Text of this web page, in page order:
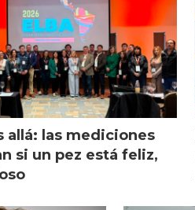
allá: las mediciones
si un pez está feliz,